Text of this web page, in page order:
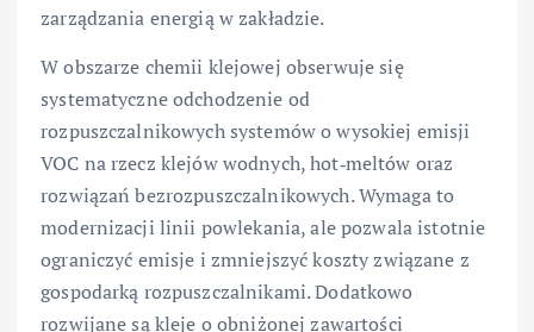
zarządzania energią w zakładzie.
W obszarze chemii klejowej obserwuje się
systematyczne odchodzenie od
rozpuszczalnikowych systemów o wysokiej emisji
VOC na rzecz klejów wodnych, hot‑meltów oraz
rozwiązań bezrozpuszczalnikowych. Wymaga to
modernizacji linii powlekania, ale pozwala istotnie
ograniczyć emisje i zmniejszyć koszty związane z
gospodarką rozpuszczalnikami. Dodatkowo
rozwijane są kleje o obniżonej zawartości